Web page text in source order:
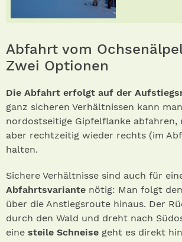
Abfahrt vom
Zwei Optionen
Die Abfahrt erfolgt auf der
ganz sicheren Verhältnissen kann
nordostseitige Gipfelflanke abfahren,
aber rechtzeitig wieder rechts (im
halten.
Sichere Verhältnisse sind auch für
Abfahrtsvariante nötig: Man folgt
über die Anstiegsroute hinaus. Der
durch den Wald und dreht nach
eine steile Schneise geht es direkt